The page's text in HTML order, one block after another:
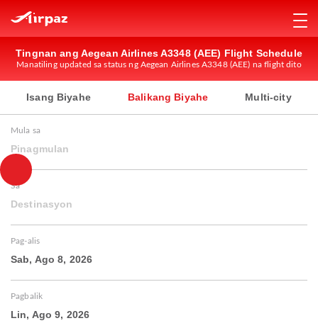
Tingnan ang Aegean Airlines A3348 (AEE) Flight Schedule
Manatiling updated sa status ng Aegean Airlines A3348 (AEE) na flight dito
Isang Biyahe Balikang Biyahe Multi-city
Mula sa
Pinagmulan
Sa
Destinasyon
Pag-alis
Sab, Ago 8, 2026
Pagbalik
Lin, Ago 9, 2026